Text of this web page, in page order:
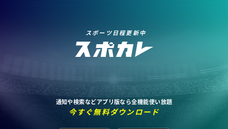
スポーツ日程更新中
通知や検索などアプリ版なら全機能使い放題
今すぐ無料ダウンロード